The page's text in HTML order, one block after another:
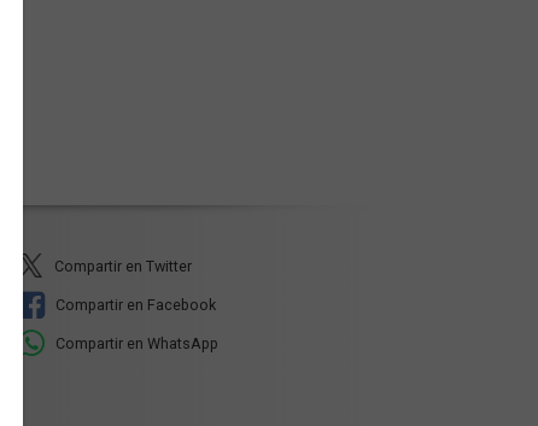
Compartir en Twitter
Compartir en Facebook
Compartir en WhatsApp